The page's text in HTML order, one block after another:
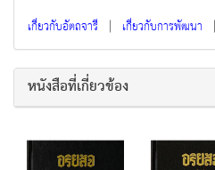
เกี่ยวกับอัตถจารี | เกี่ยวกับการพัฒนา |
หนังสือที่เกี่ยวข้อง